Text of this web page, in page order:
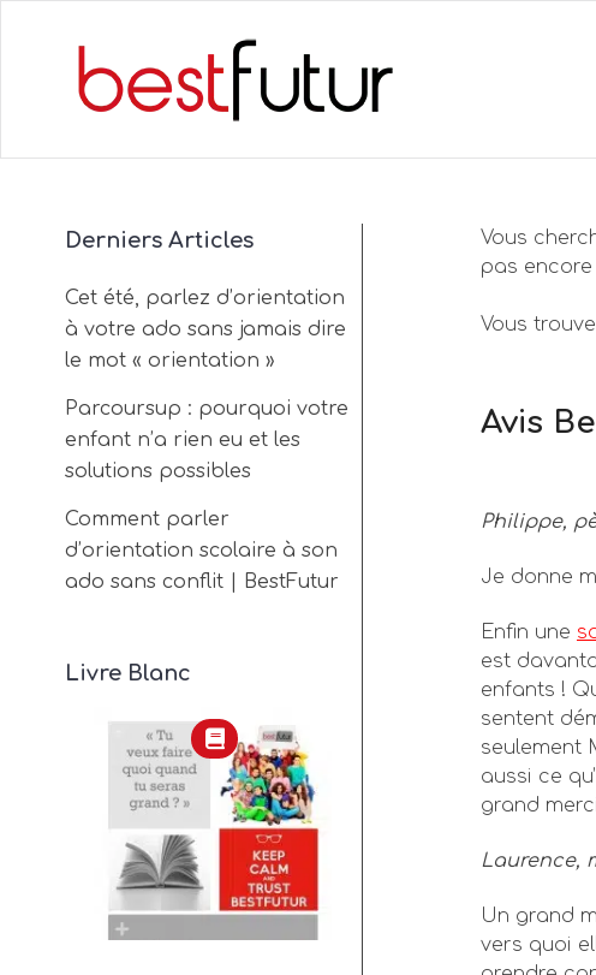
Derniers Articles
Cet été, parlez d’orientation
à votre ado sans jamais dire
le mot « orientation »
Parcoursup : pourquoi votre
enfant n’a rien eu et les
solutions possibles
Comment parler
d’orientation scolaire à son
ado sans conflit | BestFutur
Livre Blanc
Vous
pas
Vous
Avis
Philippe,
Je donne
Enfin une
est
enfants !
sentent
seulement
aussi ce
grand
Laurence,
Un grand
vers quoi